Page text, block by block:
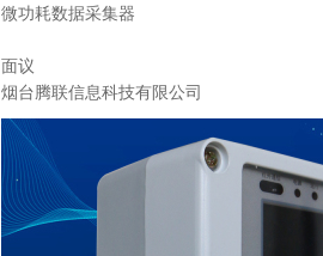
微功耗数据采集器
面议
烟台腾联信息科技有限公司